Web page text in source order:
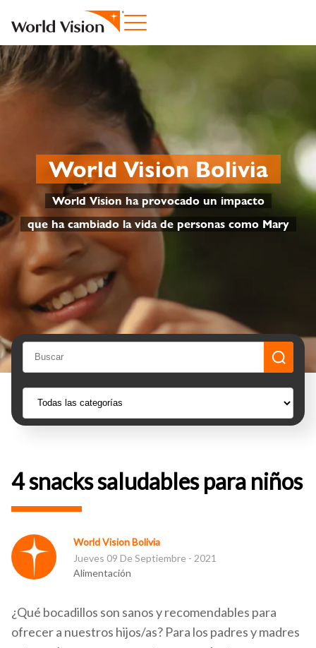
World Vision Bolivia
World Vision ha provocado un impacto
que ha cambiado la vida de personas como Mary
4 snacks saludables para niños
World Vision Bolivia
Jueves 09 De Septiembre - 2021
Alimentación
¿Qué bocadillos son sanos y recomendables para
ofrecer a nuestros hijos/as? Para los padres y madres